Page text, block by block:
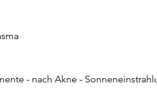
- nach Akne -